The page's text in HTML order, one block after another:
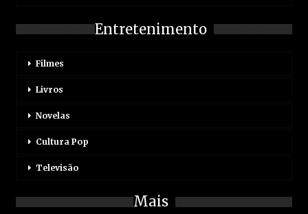
Entretenimento
Filmes
Livros
Novelas
Cultura Pop
Televisão
Mais